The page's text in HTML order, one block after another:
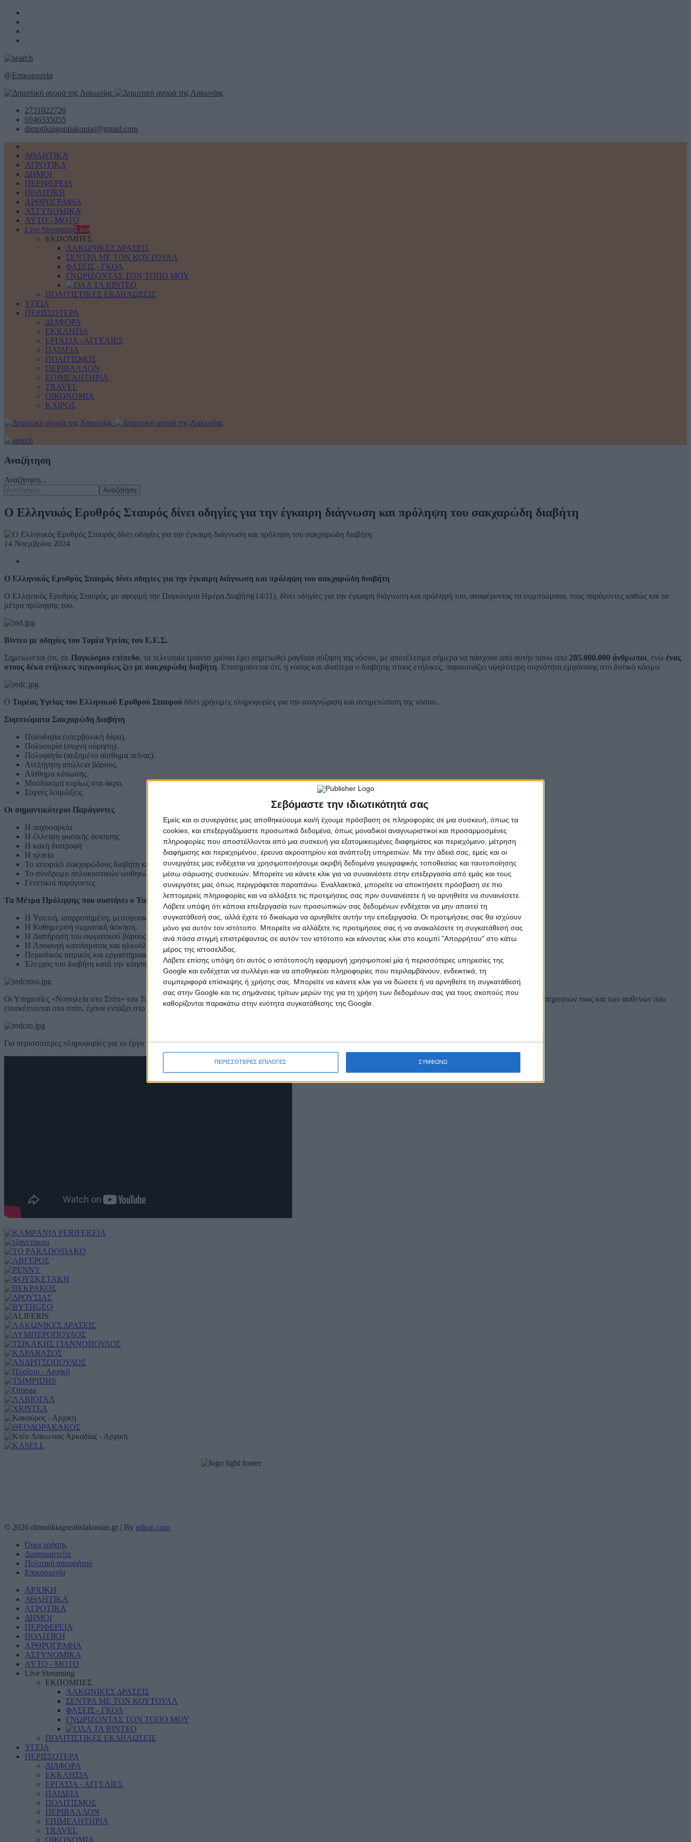
Σεβόμαστε την ιδιωτικότητά σας
Εμείς και οι συνεργάτες μας αποθηκεύουμε και/ή έχουμε πρόσβαση σε πληροφορίες σε μια συσκευή, όπως τα
cookies, και επεξεργαζόμαστε προσωπικά δεδομένα, όπως μοναδικοί αναγνωριστικοί και προσαρμοσμένες
πληροφορίες που αποστέλλονται από μια συσκευή για εξατομικευμένες διαφημίσεις και περιεχόμενο, μέτρηση
διαφήμισης και περιεχομένου, έρευνα ακροατηρίου και ανάπτυξη υπηρεσιών. Με την άδειά σας, εμείς και οι
συνεργάτες μας ενδέχεται να χρησιμοποιήσουμε ακριβή δεδομένα γεωγραφικής τοποθεσίας και ταυτοποίησης
μέσω σάρωσης συσκευών. Μπορείτε να κάνετε κλικ για να συναινέσετε στην επεξεργασία από εμάς και τους
συνεργάτες μας όπως περιγράφεται παραπάνω. Εναλλακτικά, μπορείτε να αποκτήσετε πρόσβαση σε πιο
λεπτομερείς πληροφορίες και να αλλάξετε τις προτιμήσεις σας πριν συναινέσετε ή να αρνηθείτε να συναινέσετε.
Λάβετε υπόψη ότι κάποια επεξεργασία των προσωπικών σας δεδομένων ενδέχεται να μην απαιτεί τη
συγκατάθεσή σας, αλλά έχετε το δικαίωμα να αρνηθείτε αυτήν την επεξεργασία. Οι προτιμήσεις σας θα ισχύουν
μόνο για αυτόν τον ιστότοπο. Μπορείτε να αλλάξετε τις προτιμήσεις σας ή να ανακαλέσετε τη συγκατάθεσή σας
ανά πάσα στιγμή επιστρέφοντας σε αυτόν τον ιστότοπο και κάνοντας κλικ στο κουμπί "Απορρήτου" στο κάτω
μέρος της ιστοσελίδας.
Λάβετε επίσης υπόψη ότι αυτός ο ιστότοπος/η εφαρμογή χρησιμοποιεί μία ή περισσότερες υπηρεσίες της
Google και ενδέχεται να συλλέγει και να αποθηκεύει πληροφορίες που περιλαμβάνουν, ενδεικτικά, τη
συμπεριφορά επίσκεψης ή χρήσης σας. Μπορείτε να κάνετε κλικ για να δώσετε ή να αρνηθείτε τη συγκατάθεσή
σας στην Google και τις σημάνσεις τρίτων μερών της για τη χρήση των δεδομένων σας για τους σκοπούς που
καθορίζονται παρακάτω στην ενότητα συγκατάθεσης της Google.
ΠΕΡΙΣΣΟΤΕΡΕΣ ΕΠΙΛΟΓΕΣ ΣΥΜΦΩΝΩ
@Επικοινωνία
2731022726
6946335055
dimotikiagoralakonias@gmail.com
ΑΘΛΗΤΙΚΑ
ΑΓΡΟΤΙΚΑ
ΔΗΜΟΙ
ΠΕΡΙΦΕΡΕΙΑ
ΠΟΛΙΤΙΚΗ
ΑΡΘΡΟΓΡΑΦΙΑ
ΑΣΤΥΝΟΜΙΚΑ
AYTO - MOTO
Live StreamingLive
ΕΚΠΟΜΠΕΣ
ΛΑΚΩΝΙΚΕΣ ΔΡΑΣΕΙΣ
ΣΕΝΤΡΑ ΜΕ ΤΟΝ ΚΟΥΤΟΥΛΑ
ΦΑΣΕΙΣ - ΓΚΟΛ
ΓΝΩΡΙΖΟΝΤΑΣ ΤΟΝ ΤΟΠΟ ΜΟΥ
ΠΟΛΙΤΙΣΤΙΚΕΣ ΕΚΔΗΛΩΣΕΙΣ
ΥΓΕΙΑ
ΠΕΡΙΣΣΟΤΕΡΑ
ΔΙΑΦΟΡΑ
ΕΚΚΛΗΣΙΑ
ΕΡΓΑΣΙΑ - ΑΓΓΕΛΙΕΣ
ΠΑΙΔΕΙΑ
ΠΟΛΙΤΙΣΜΟΣ
ΠΕΡΙΒΑΛΛΟΝ
ΕΠΙΜΕΛΗΤΗΡΙΑ
TRAVEL
ΟΙΚΟΝΟΜΙΑ
ΚΑΙΡΟΣ
Αναζήτηση
Αναζήτηση...
Αναζήτηση
Ο Ελληνικός Ερυθρός Σταυρός δίνει οδηγίες για την έγκαιρη διάγνωση και πρόληψη του σακχαρώδη διαβήτη
14 Νοεμβρίου 2024
Ο Ελληνικός Ερυθρός Σταυρός δίνει οδηγίες για την έγκαιρη διάγνωση και πρόληψη του σακχαρώδη διαβήτη
Ο Ελληνικός Ερυθρός Σταυρός, με αφορμή την Παγκόσμια Ημέρα Διαβήτη(14/11), δίνει οδηγίες για την έγκαιρη διάγνωση και πρόληψή του, αναφέροντας τα συμπτώματα, τους παράγοντες καθώς και τα
μέτρα πρόληψης του.
Βίντεο με οδηγίες του Τομέα Υγείας του Ε.Ε.Σ.
Σημειώνεται ότι, σε Παγκόσμιο επίπεδο, τα τελευταία τριάντα χρόνια έχει σημειωθεί ραγδαία αύξηση της νόσου, με αποτέλεσμα σήμερα να πάσχουν από αυτήν πάνω από 285.000.000 άνθρωποι, ενώ ένας
στους δέκα ενήλικες παγκοσμίως ζει με σακχαρώδη διαβήτη. Επισημαίνεται ότι, η νόσος και ιδιαίτερα ο διαβήτης στους ενήλικες, παρουσιάζει υψηλότερη συχνότητα εμφάνισης στο δυτικό κόσμο.
Ο Τομέας Υγείας του Ελληνικού Ερυθρού Σταυρού δίνει χρήσιμες πληροφορίες για την αναγνώριση και αντιμετώπιση της νόσου.
Συμπτώματα Σακχαρώδη Διαβήτη
Πολυδιψία (υπερβολική δίψα).
Πολυουρία (συχνή ούρηση).
Πολυφαγία (αυξημένο αίσθημα πείνας).
Ανεξήγητη απώλεια βάρους.
Αίσθημα κόπωσης.
Μούδιασμα κυρίως στα άκρα.
Συχνές λοιμώξεις
Οι σημαντικότεροι Παράγοντες
H παχυσαρκία
Η έλλειψη φυσικής άσκησης
Η κακή διατροφή
Η ηλικία
Το ιστορικό σακχαρώδους διαβήτη κύησης
Το σύνδρομο πολυκυστικών ωοθηκών
Γενετικοί παράγοντες
Τα Μέτρα Πρόληψης που συστήνει ο Τομέας Υγείας του Ελληνικού Ερυθρού Σταυρού είναι:
H Υγιεινή, ισορροπημένη, μεσογειακή διατροφή.
H Καθημερινή σωματική άσκηση.
H Διατήρηση του σωματικού βάρους σε φυσιολογικά επίπεδα.
H Αποφυγή καπνίσματος και αλκοόλ.
Περιοδικός ιατρικός και εργαστηριακός έλεγχος.
Έλεγχος του διαβήτη κατά την κύηση.
Οι Υπηρεσίες «Νοσηλεία στο Σπίτι» του Τομέα Υγείας του Ελληνικού Ερυθρού Σταυρού σε Αθήνα, Θεσσαλονίκη και Πάτρα, μέσα στο φάσμα των παρεχόμενων υπηρεσιών τους και των ασθενών που
επισκέπτονται στο σπίτι, έχουν εντάξει στο πρόγραμμα παρακολούθησης και έναν μεγάλο αριθμό ανθρώπων που πάσχουν από σακχαρώδη διαβήτη.
Για περισσότερες πληροφορίες για το έργο και τις δράσεις του Τομέα Υγείας του Ελληνικού Ερυθρού Σταυρού επισκεφθείτε τοwww.redcross.gr
© 2026 dimotikiagoratislakonias.gr | By piliop.com
Όροι χρήσης
Διαφημιστείτε
Πολιτική απορρήτου
Επικοινωνία
ΑΡΧΙΚΗ
ΑΘΛΗΤΙΚΑ
ΑΓΡΟΤΙΚΑ
ΔΗΜΟΙ
ΠΕΡΙΦΕΡΕΙΑ
ΠΟΛΙΤΙΚΗ
ΑΡΘΡΟΓΡΑΦΙΑ
ΑΣΤΥΝΟΜΙΚΑ
AYTO - MOTO
Live Streaming
ΕΚΠΟΜΠΕΣ
ΛΑΚΩΝΙΚΕΣ ΔΡΑΣΕΙΣ
ΣΕΝΤΡΑ ΜΕ ΤΟΝ ΚΟΥΤΟΥΛΑ
ΦΑΣΕΙΣ - ΓΚΟΛ
ΓΝΩΡΙΖΟΝΤΑΣ ΤΟΝ ΤΟΠΟ ΜΟΥ
ΠΟΛΙΤΙΣΤΙΚΕΣ ΕΚΔΗΛΩΣΕΙΣ
ΥΓΕΙΑ
ΠΕΡΙΣΣΟΤΕΡΑ
ΔΙΑΦΟΡΑ
ΕΚΚΛΗΣΙΑ
ΕΡΓΑΣΙΑ - ΑΓΓΕΛΙΕΣ
ΠΑΙΔΕΙΑ
ΠΟΛΙΤΙΣΜΟΣ
ΠΕΡΙΒΑΛΛΟΝ
ΕΠΙΜΕΛΗΤΗΡΙΑ
TRAVEL
ΟΙΚΟΝΟΜΙΑ